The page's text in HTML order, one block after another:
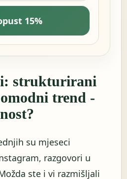
15%
strukturirani
trend -
su mjeseci
razgovori u
ste i vi razmišljali